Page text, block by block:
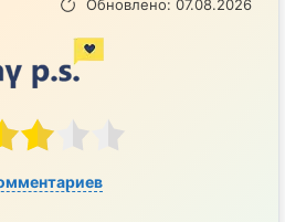
Обновлено: 07.08.2026